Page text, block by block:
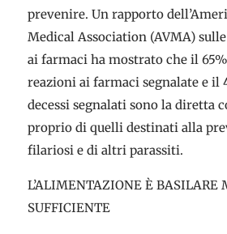
prevenire. Un rapporto
Medical Association (AVMA)
ai farmaci ha mostrato che il
reazioni ai farmaci segnalate e
decessi segnalati sono la diretta
proprio di quelli destinati alla
filariosi e di altri parassiti.
L’ALIMENTAZIONE È BASILARE
SUFFICIENTE